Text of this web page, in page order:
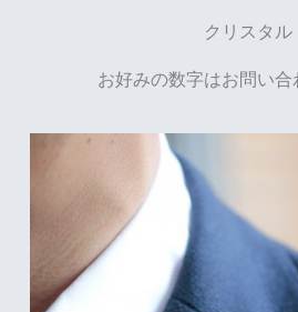
クリスタル
お好みの数字はお問い